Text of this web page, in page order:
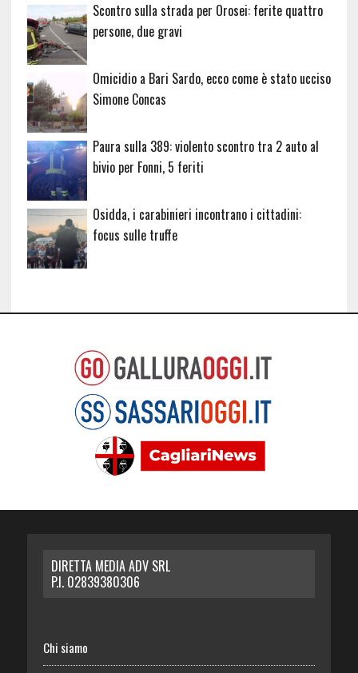
Scontro sulla strada per Orosei: ferite quattro
persone, due gravi
Omicidio a Bari Sardo, ecco come è stato ucciso
Simone Concas
Paura sulla 389: violento scontro tra 2 auto al
bivio per Fonni, 5 feriti
Osidda, i carabinieri incontrano i cittadini:
focus sulle truffe
DIRETTA MEDIA ADV SRL
P.I. 02839380306
Chi siamo